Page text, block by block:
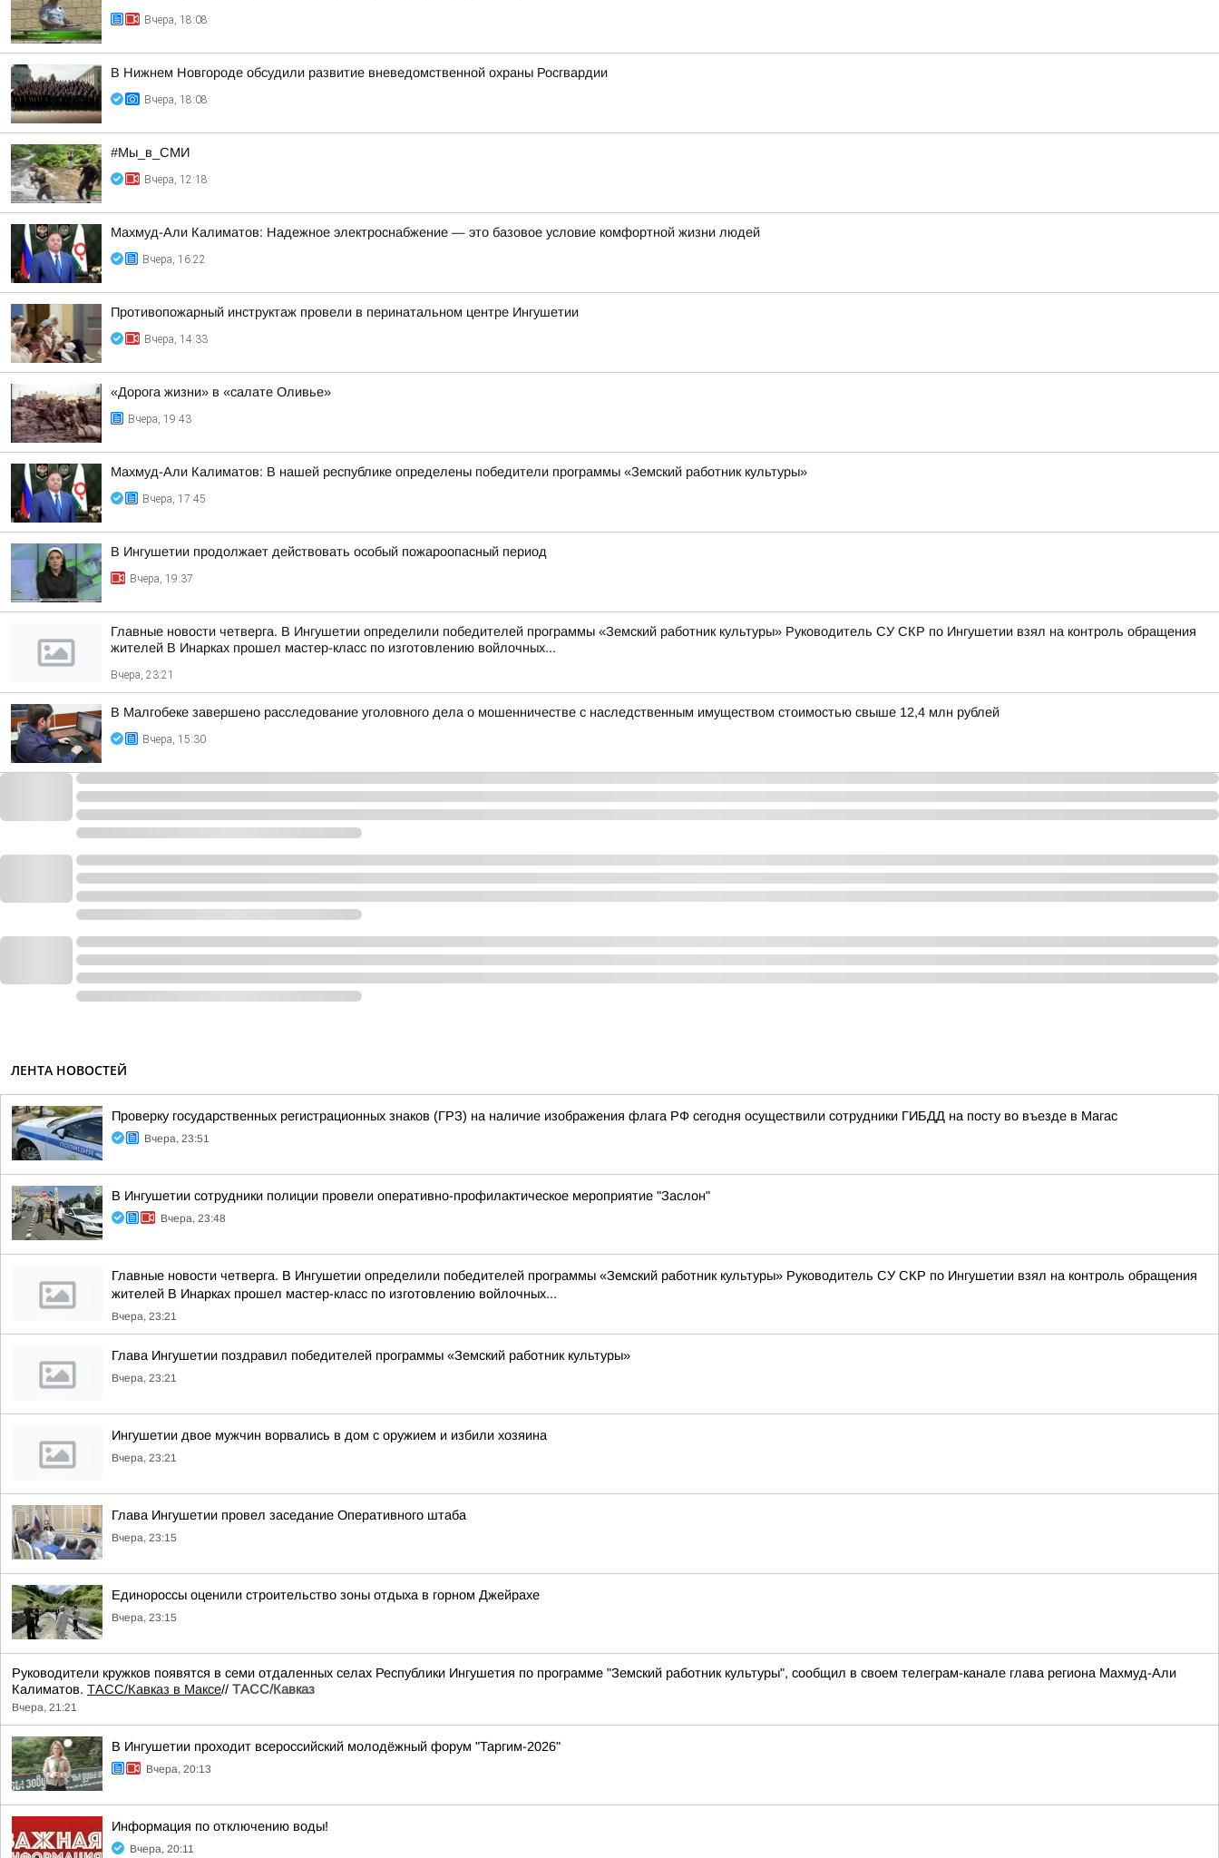
Вчера, 18:08
В Нижнем Новгороде обсудили развитие вневедомственной охраны Росгвардии
Вчера, 18:08
#Мы_в_СМИ
Вчера, 12:18
Махмуд-Али Калиматов: Надежное электроснабжение — это базовое условие комфортной жизни людей
Вчера, 16:22
Противопожарный инструктаж провели в перинатальном центре Ингушетии
Вчера, 14:33
«Дорога жизни» в «салате Оливье»
Вчера, 19:43
Махмуд-Али Калиматов: В нашей республике определены победители программы «Земский работник культуры»
Вчера, 17:45
В Ингушетии продолжает действовать особый пожароопасный период
Вчера, 19:37
Главные новости четверга. В Ингушетии определили победителей программы «Земский работник культуры» Руководитель СУ СКР по Ингушетии взял на контроль обращения
жителей В Инарках прошел мастер-класс по изготовлению войлочных...
Вчера, 23:21
В Малгобеке завершено расследование уголовного дела о мошенничестве с наследственным имуществом стоимостью свыше 12,4 млн рублей
Вчера, 15:30
ЛЕНТА НОВОСТЕЙ
Проверку государственных регистрационных знаков (ГРЗ) на наличие изображения флага РФ сегодня осуществили сотрудники ГИБДД на посту во въезде в Магас
Вчера, 23:51
В Ингушетии сотрудники полиции провели оперативно-профилактическое мероприятие "Заслон"
Вчера, 23:48
Главные новости четверга. В Ингушетии определили победителей программы «Земский работник культуры» Руководитель СУ СКР по Ингушетии взял на контроль обращения
жителей В Инарках прошел мастер-класс по изготовлению войлочных...
Вчера, 23:21
Глава Ингушетии поздравил победителей программы «Земский работник культуры»
Вчера, 23:21
Ингушетии двое мужчин ворвались в дом с оружием и избили хозяина
Вчера, 23:21
Глава Ингушетии провел заседание Оперативного штаба
Вчера, 23:15
Единороссы оценили строительство зоны отдыха в горном Джейрахе
Вчера, 23:15
Руководители кружков появятся в семи отдаленных селах Республики Ингушетия по программе "Земский работник культуры", сообщил в своем телеграм-канале глава региона Махмуд-Али
Калиматов. ТАСС/Кавказ в Максе// ТАСС/Кавказ
Вчера, 21:21
В Ингушетии проходит всероссийский молодёжный форум "Таргим-2026"
Вчера, 20:13
Информация по отключению воды!
Вчера, 20:11